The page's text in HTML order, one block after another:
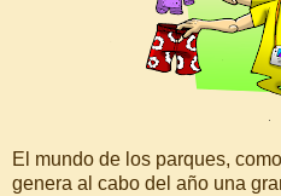
El mundo de los parques,
genera al cabo del año una